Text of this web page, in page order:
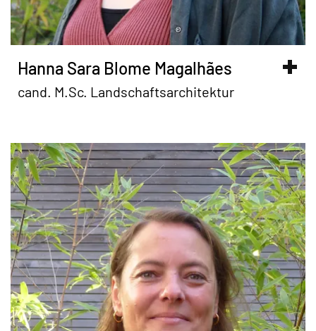
Hanna Sara Blome Magalhães
cand. M.Sc. Landschaftsarchitektur